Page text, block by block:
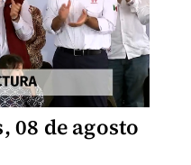
08 de agosto